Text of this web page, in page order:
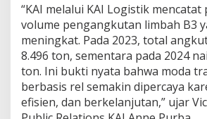
a
m
A
n
g
k
u
t
“KAI melalui KAI Logistik
volume pengangkutan limbah B3
meningkat. Pada 2023, total
8.496 ton, sementara pada 2024
ton. Ini bukti nyata bahwa moda
berbasis rel semakin dipercaya
efisien, dan berkelanjutan,” ujar